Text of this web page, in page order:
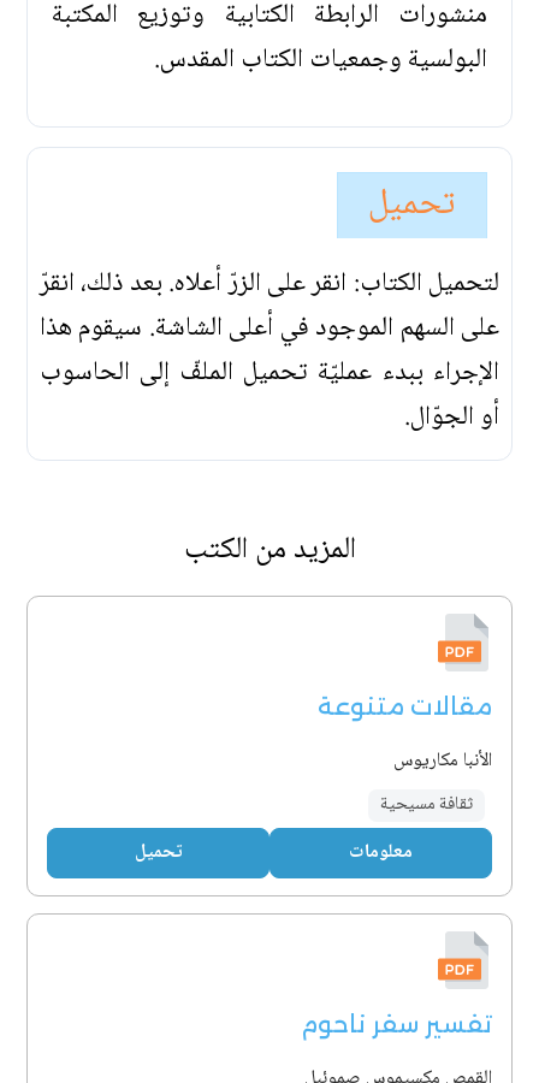
منشورات الرابطة الكتابية وتوزيع المكتبة
البولسية وجمعيات الكتاب المقدس.
تحميل
لتحميل الكتاب: انقر على الزرّ أعلاه. بعد ذلك، انقرّ
على السهم الموجود في أعلى الشاشة. سيقوم هذا
الإجراء ببدء عمليّة تحميل الملفّ إلى الحاسوب
أو الجوّال.
المزيد من الكتب
مقالات متنوعة
الأنبا مكاريوس
ثقافة مسيحية
معلومات تحميل
تفسير سفر ناحوم